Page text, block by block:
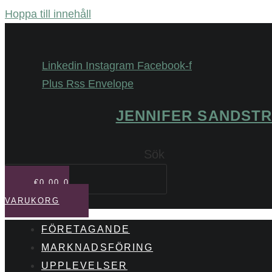
Hoppa till innehåll
Linkedin Instagram Facebook-f
Plus Rss Envelope
JENNIFER
Sök
€0,00 0
VARUKORG
FÖRETAGANDE
MARKNADSFÖRING
UPPLEVELSER